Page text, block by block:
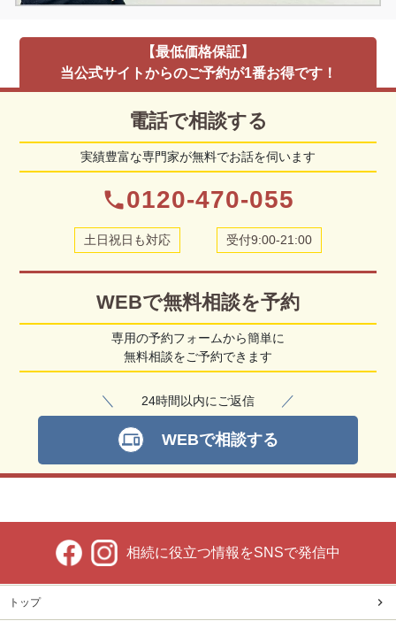
【最低価格保証】
当公式サイトからのご予約が1番お得です！
電話で相談する
実績豊富な専門家が無料でお話を伺います
phone0120-470-055
土日祝日も対応 受付9:00-21:00
WEBで無料相談を予約
専用の予約フォームから簡単に
無料相談をご予約できます
＼ 24時間以内にご返信 ／
devices WEBで相談する
相続に役立つ情報をSNSで発信中
トップ